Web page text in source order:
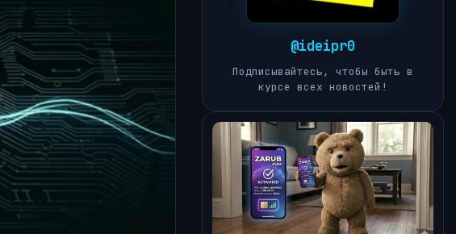
@ideipr0
Подписывайтесь, чтобы быть в
курсе всех новостей!